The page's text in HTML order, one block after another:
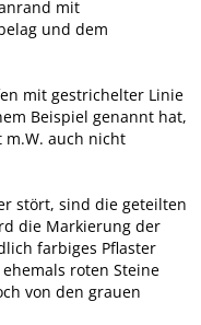
mit
und dem
mit gestrichelter Linie
Beispiel genannt hat,
m.W. auch nicht
stört, sind die geteilten
die Markierung der
farbiges Pflaster
roten Steine
von den grauen